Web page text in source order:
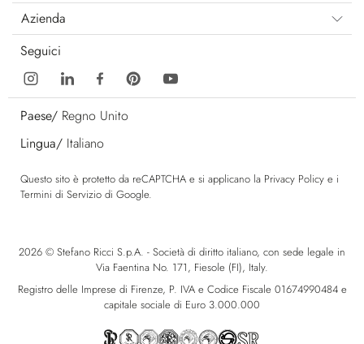
Azienda
Seguici
Paese/ Regno Unito
Lingua/ Italiano
Questo sito è protetto da reCAPTCHA e si applicano la Privacy Policy e i
Termini di Servizio di Google.
2026 © Stefano Ricci S.p.A. - Società di diritto italiano, con sede legale in
Via Faentina No. 171, Fiesole (FI), Italy.
Registro delle Imprese di Firenze, P. IVA e Codice Fiscale 01674990484 e
capitale sociale di Euro 3.000.000